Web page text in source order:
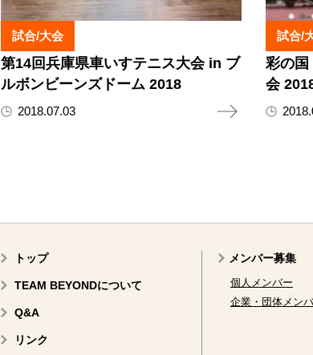
試合/大会
第14回兵庫県車いすテニス大会 in ブ
ルボンビーンズドーム 2018
2018.07.03
試合/
彩の国
会
トップ
TEAM BEYONDについて
Q&A
リンク
メンバー募集
個人メンバー
企業・団体メン